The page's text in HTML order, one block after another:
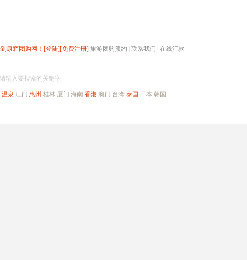
康辉团购网！ [登陆][免费注册] 旅游团购预约 联系我们 在线汇款
请输入要搜索的关键字
温泉 江门 惠州 桂林 厦门 海南 香港 澳门 台湾 泰国 日本 韩国